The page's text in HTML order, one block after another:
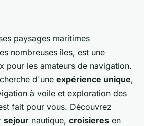
une location
avec des cours de
voile et des visites
5 min de lecture
paysages maritimes
nombreuses îles, est une
pour les amateurs de navigation.
d'une expérience unique,
à voile et exploration des
fait pour vous. Découvrez
sejour nautique, croisieres en